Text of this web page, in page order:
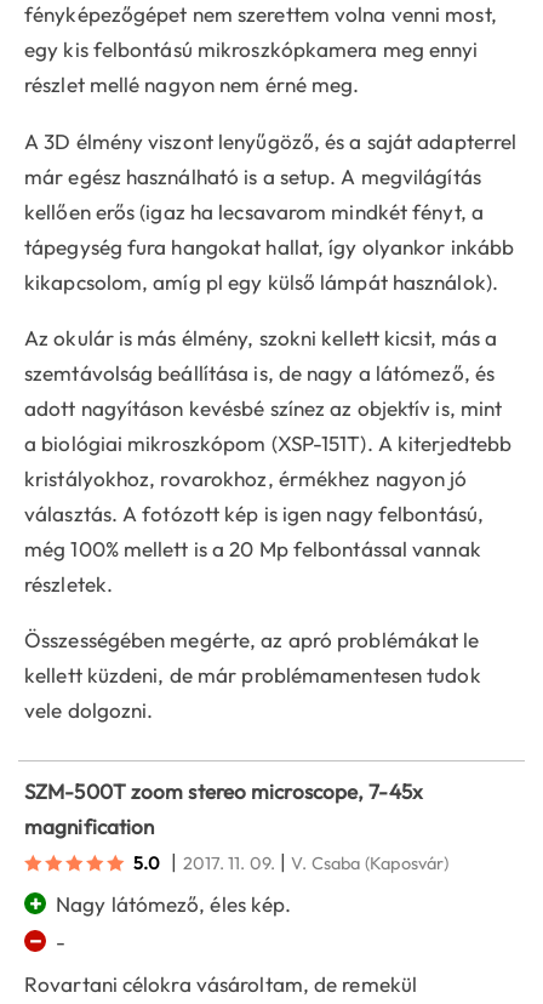
fényképezőgépet nem szerettem volna venni most,
egy kis felbontású mikroszkópkamera meg ennyi
részlet mellé nagyon nem érné meg.
A 3D élmény viszont lenyűgöző, és a saját adapterrel
már egész használható is a setup. A megvilágítás
kellően erős (igaz ha lecsavarom mindkét fényt, a
tápegység fura hangokat hallat, így olyankor inkább
kikapcsolom, amíg pl egy külső lámpát használok).
Az okulár is más élmény, szokni kellett kicsit, más a
szemtávolság beállítása is, de nagy a látómező, és
adott nagyításon kevésbé színez az objektív is, mint
a biológiai mikroszkópom (XSP-151T). A kiterjedtebb
kristályokhoz, rovarokhoz, érmékhez nagyon jó
választás. A fotózott kép is igen nagy felbontású,
még 100% mellett is a 20 Mp felbontással vannak
részletek.
Összességében megérte, az apró problémákat le
kellett küzdeni, de már problémamentesen tudok
vele dolgozni.
SZM-500T zoom stereo microscope, 7-45x
magnification
5.0 | 2017. 11. 09. |V. Csaba (Kaposvár)
+ Nagy látómező, éles kép.
−
-
Rovartani célokra vásároltam, de remekül